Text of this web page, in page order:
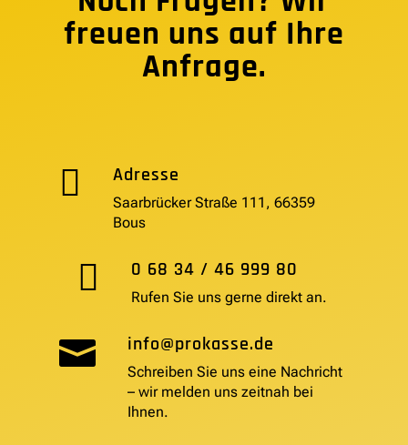
freuen uns auf Ihre
Anfrage.
 Adresse
Saarbrücker Straße 111, 66359
Bous
 0 68 34 / 46 999 80
Rufen Sie uns gerne direkt an.
 info@prokasse.de
Schreiben Sie uns eine Nachricht
– wir melden uns zeitnah bei
Ihnen.